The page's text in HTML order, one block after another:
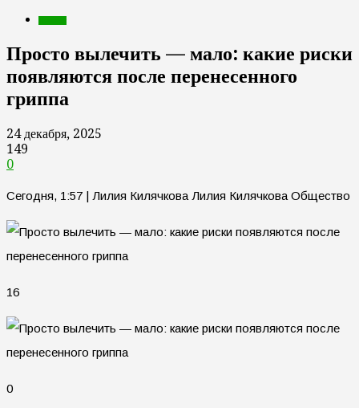
Просто вылечить — мало: какие риски
появляются после перенесенного
гриппа
24 декабря, 2025
149
0
Сегодня, 1:57 | Лилия Килячкова Лилия Килячкова Общество
16
0